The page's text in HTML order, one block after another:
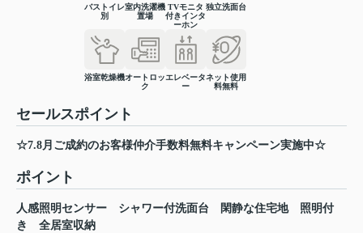
バストイレ
別
室内洗濯機
置場
TVモニタ
付きインタ
ーホン
独立洗面台
浴室乾燥機オートロッ
ク
エレベータ
ー
ネット使用
料無料
セールスポイント
☆7.8月ご成約のお客様仲介手数料無料キャンペーン実施中☆
ポイント
人感照明センサー シャワー付洗面台 閑静な住宅地
照明付
き
全居室収納